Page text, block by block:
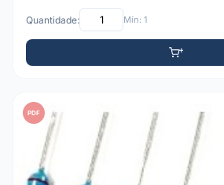
Quantidade: Mín: 1
PDF